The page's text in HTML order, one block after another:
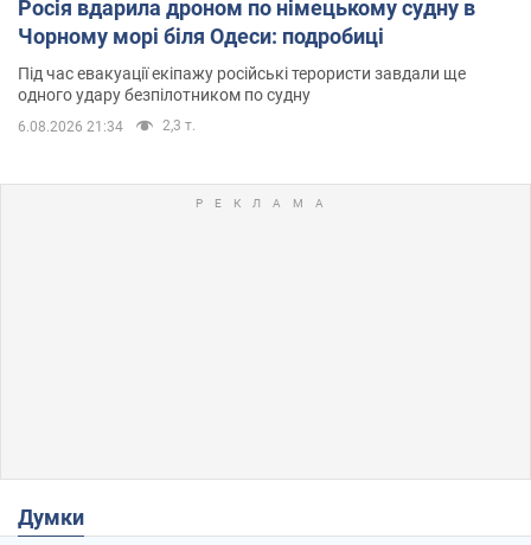
Росія вдарила дроном по німецькому судну в
Чорному морі біля Одеси: подробиці
Під час евакуації екіпажу російські терористи завдали ще
одного удару безпілотником по судну
6.08.2026 21:34 2,3 т.
Думки